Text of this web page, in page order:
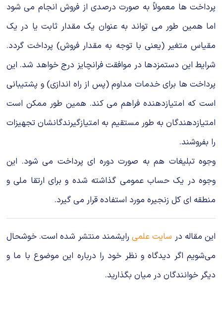
پرداخت ها معمولاً به صورت درصدی از فروش انجام می شود
اما همین طور می تواند به عنوان یک مقدار ثابت یا در یک
مقیاس متغیر (یعنی با توجه به مقدار فروش) پرداخت گردد.
شرایط این دستمزدها در موافقت فرانچایز درج خواهد شد. این
پرداخت ها برای خدمات مداوم (پس از راه اندازی) و پشتیبانی
است که امتیازدهنده فراهم می کند. همین طور ممکن است
امتیازدهندگان به طور مستقیم به امتیازگیرندگانشان تجهیزات
را بفروشند.
وجوه تبلیغات هم به صورت دوره ای پرداخت می شود. این
وجوه در یک حساب عمومی گذاشته شده و برای ارتقا ملی و
منطقه ای کل زنجیره مورد استفاده قرار می گیرد.
این مقاله در سایت علمیرایشمند منتشر شده است. خوشحال
می‌شویم اگر دیدگاه و نظر خود را درباره این موضوع با ما و
دیگر خوانندگان در میان بگذارید.